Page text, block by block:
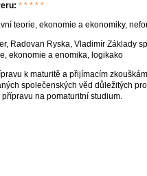
* * * * *
teorie, ekonomie a ekonomiky,
Radovan Ryska, Vladimír Základy
ekonomie a enomika, logikako
k maturitě a přijímacím
společenských věd důležitých
na pomaturitní studium.